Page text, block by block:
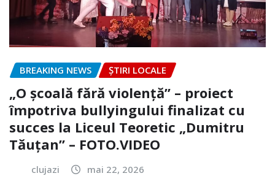
BREAKING NEWS ȘTIRI LOCALE
„O școală fără violență” – proiect
împotriva bullyingului finalizat cu
succes la Liceul Teoretic „Dumitru
Tăuțan” – FOTO.VIDEO
clujazi mai 22, 2026